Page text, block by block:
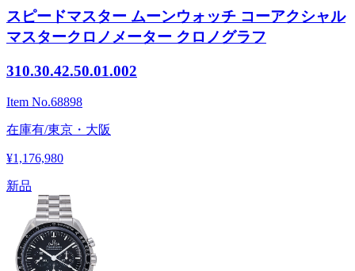
スピードマスター ムーンウォッチ コーアクシャル
マスタークロノメーター クロノグラフ
310.30.42.50.01.002
Item No.68898
在庫有/東京・大阪
¥1,176,980
新品